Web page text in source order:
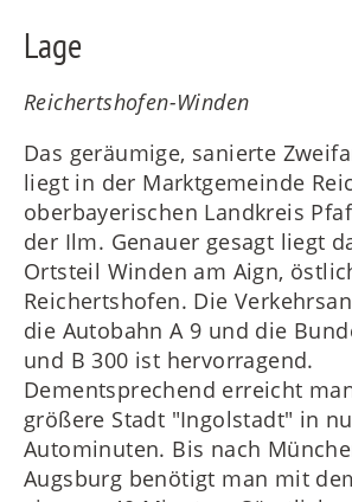
Lage
Reichertshofen-Winden
Das geräumige, sanierte
liegt in der Marktgemeinde
oberbayerischen Landkreis
der Ilm. Genauer gesagt liegt
Ortsteil Winden am Aign,
Reichertshofen. Die
die Autobahn A 9 und die
und B 300 ist hervorragend.
Dementsprechend erreicht
größere Stadt "Ingolstadt" in
Autominuten. Bis nach
Augsburg benötigt man mit